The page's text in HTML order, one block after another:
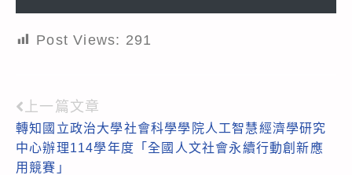
Post Views: 291
Read
more
articles
上一篇文章
轉知國立政治大學社會科學學院人工智慧經濟學研究
中心辦理114學年度「全國人文社會永續行動創新應
用競賽」